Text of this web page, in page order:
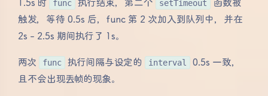
1.5s 时 func 执行结束，第二个 setTimeout
函数被
触发，等待 0.5s 后，func 第 2 次加入到队列中，并在
2s - 2.5s 期间执行了 1s。
两次 func 执行间隔与设定的 interval
0.5s 一致，
且不会出现丢帧的现象。